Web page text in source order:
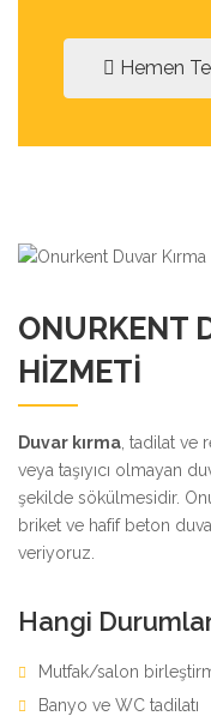
Hemen
ONURKENT
HIZMETI
Duvar kırma , tadilat
veya taşıyıcı olmayan
şekilde sökülmesidir.
briket ve hafif beton
veriyoruz.
Hangi
Mutfak/salon
Banyo ve WC tadilatı